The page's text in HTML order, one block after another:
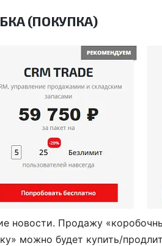
(ПОКУПКА)
новости. Продажу
можно будет купить/